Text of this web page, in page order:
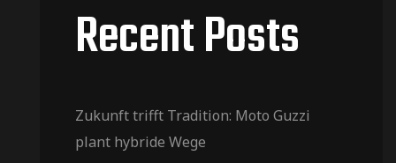
Recent Posts
Zukunft trifft Tradition: Moto Guzzi
plant hybride Wege​